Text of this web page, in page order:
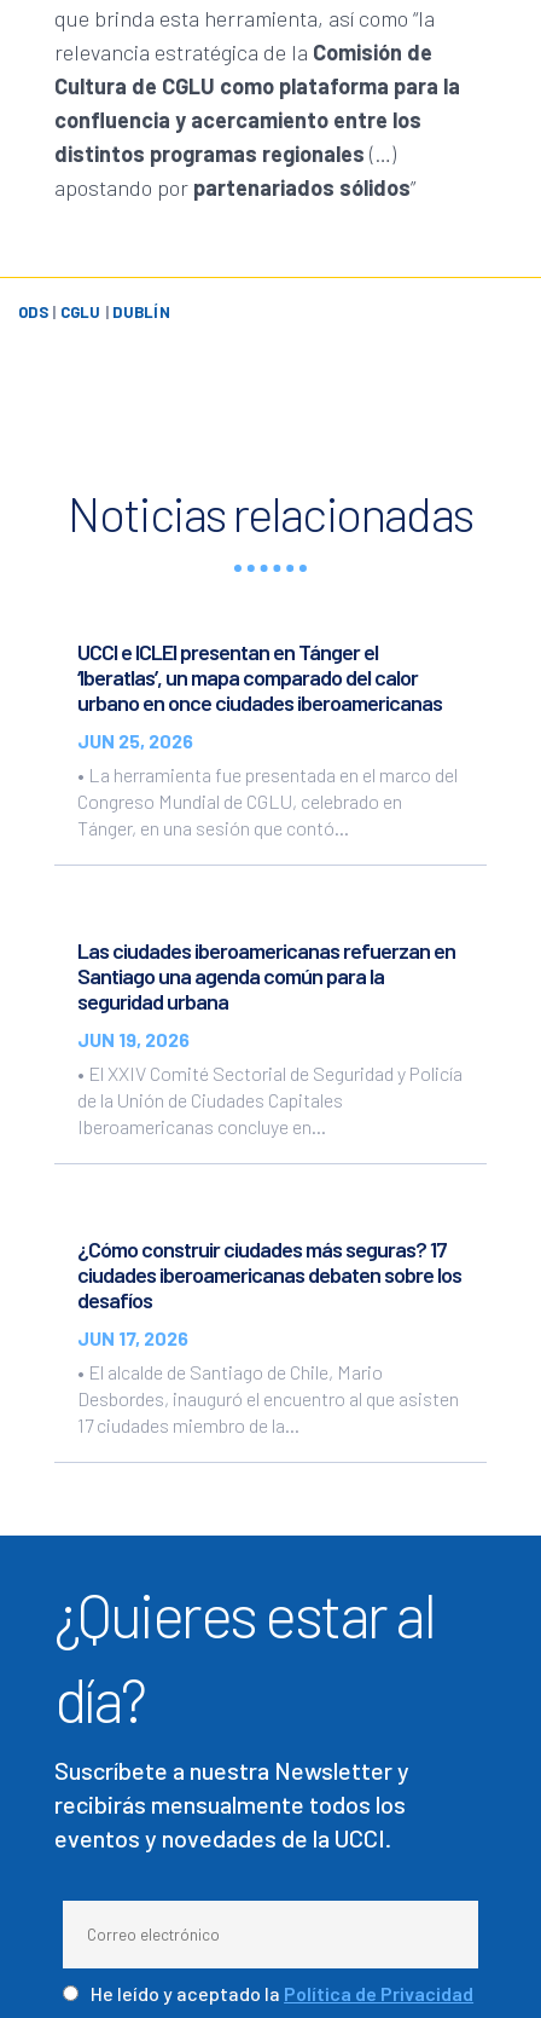
que brinda esta herramienta, así como “la
relevancia estratégica de la Comisión de
Cultura de CGLU como plataforma para la
confluencia y acercamiento entre los
distintos programas regionales (…)
apostando por partenariados sólidos”
ODS| CGLU | DUBLÍN
Noticias relacionadas
UCCI e ICLEI presentan en Tánger el
‘Iberatlas’, un mapa comparado del calor
urbano en once ciudades iberoamericanas
JUN 25, 2026
• La herramienta fue presentada en el marco del
Congreso Mundial de CGLU, celebrado en
Tánger, en una sesión que contó...
Las ciudades iberoamericanas refuerzan en
Santiago una agenda común para la
seguridad urbana
JUN 19, 2026
• El XXIV Comité Sectorial de Seguridad y Policía
de la Unión de Ciudades Capitales
Iberoamericanas concluye en...
¿Cómo construir ciudades más seguras? 17
ciudades iberoamericanas debaten sobre los
desafíos
JUN 17, 2026
• El alcalde de Santiago de Chile, Mario
Desbordes, inauguró el encuentro al que asisten
17 ciudades miembro de la...
¿Quieres estar al
día?
Suscríbete a nuestra Newsletter y
recibirás mensualmente todos los
eventos y novedades de la UCCI.
He leído y aceptado la Política de Privacidad